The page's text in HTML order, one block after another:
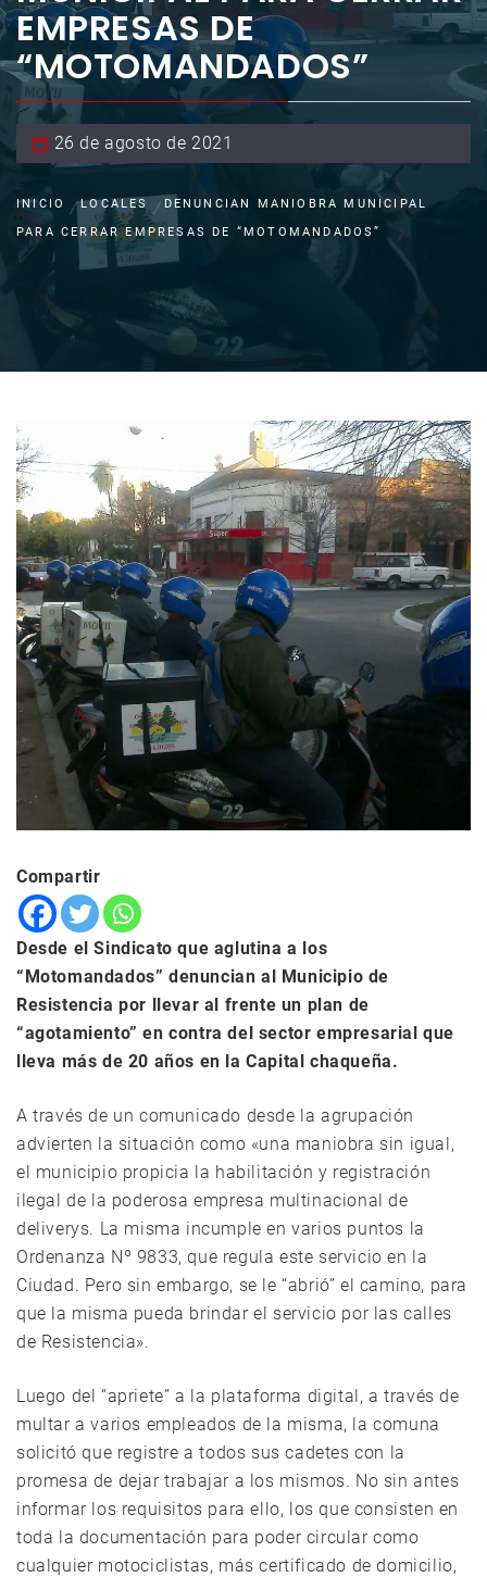
EMPRESAS DE
“MOTOMANDADOS”
26 de agosto de 2021
INICIO LOCALES
DENUNCIAN MANIOBRA MUNICIPAL
PARA CERRAR EMPRESAS DE “MOTOMANDADOS”
Compartir
Desde el Sindicato que aglutina a los
“Motomandados” denuncian al Municipio de
Resistencia por llevar al frente un plan de
“agotamiento” en contra del sector empresarial que
lleva más de 20 años en la Capital chaqueña.
A través de un comunicado desde la agrupación
advierten la situación como «una maniobra sin igual,
el municipio propicia la habilitación y registración
ilegal de la poderosa empresa multinacional de
deliverys. La misma incumple en varios puntos la
Ordenanza Nº 9833, que regula este servicio en la
Ciudad. Pero sin embargo, se le “abrió” el camino, para
que la misma pueda brindar el servicio por las calles
de Resistencia».
Luego del “apriete” a la plataforma digital, a través de
multar a varios empleados de la misma, la comuna
solicitó que registre a todos sus cadetes con la
promesa de dejar trabajar a los mismos. No sin antes
informar los requisitos para ello, los que consisten en
toda la documentación para poder circular como
cualquier motociclistas, más certificado de domicilio,